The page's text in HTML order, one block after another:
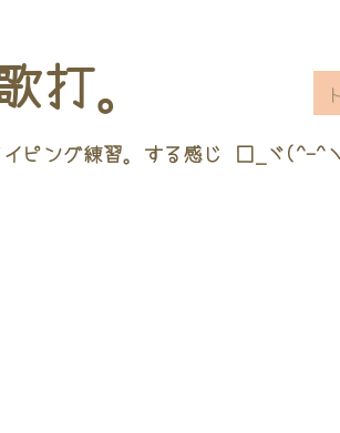
打。
イピング練習。する感じ □_ヾ(^-^